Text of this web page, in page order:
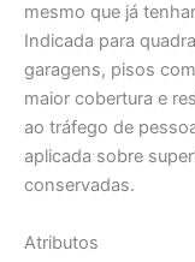
mesmo que já
Indicada para
garagens, pisos
maior cobertura e
ao tráfego de
aplicada sobre
conservadas.
Atributos